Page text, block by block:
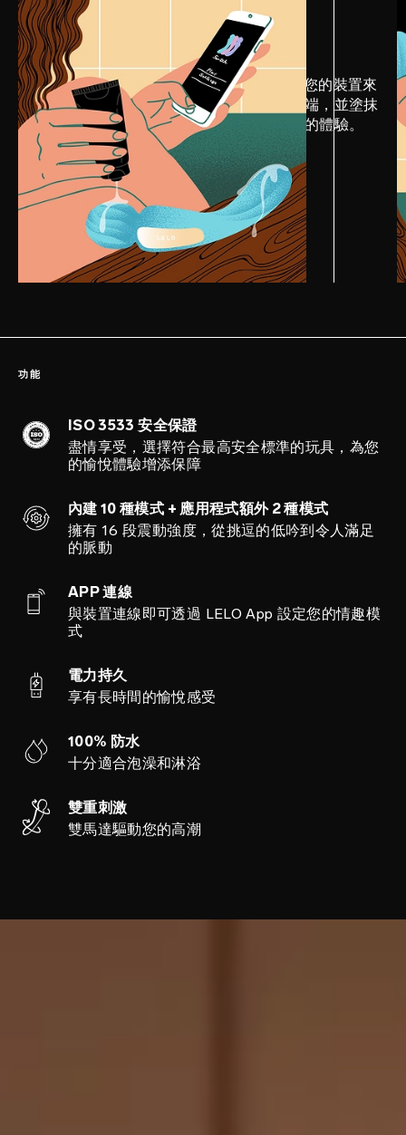
準備方式
首先，請下載 LELO™ 應用程式並連接您的裝置來
解鎖專屬的功能。選擇您要使用的那一端，並塗抹
適量 LELO 私密潤滑劑，確保順暢舒適的體驗。
功能
ISO 3533 安全保證
盡情享受，選擇符合最高安全標準的玩具，為您
的愉悅體驗增添保障
內建 10 種模式 + 應用程式額外 2 種模式
擁有 16 段震動強度，從挑逗的低吟到令人滿足
的脈動
APP 連線
與裝置連線即可透過 LELO App 設定您的情趣模
式
電力持久
享有長時間的愉悅感受
100% 防水
十分適合泡澡和淋浴
雙重刺激
雙馬達驅動您的高潮